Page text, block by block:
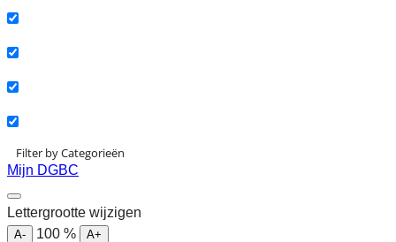
Filter by Categorieën
Mijn DGBC
Lettergrootte wijzigen
A- 100 %
A+